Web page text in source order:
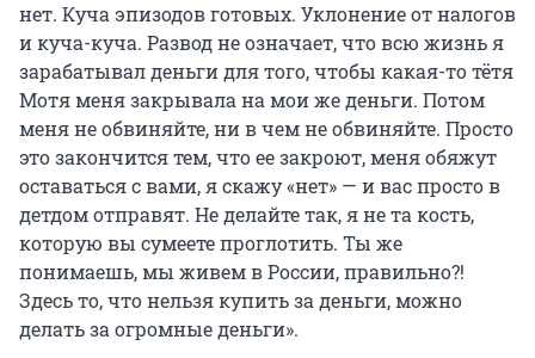
нет. Куча эпизодов готовых. Уклонение от налогов
и куча-куча. Развод не означает, что всю жизнь я
зарабатывал деньги для того, чтобы какая-то тётя
Мотя меня закрывала на мои же деньги. Потом
меня не обвиняйте, ни в чем не обвиняйте. Просто
это закончится тем, что ее закроют, меня обяжут
оставаться с вами, я скажу «нет» — и вас просто в
детдом отправят. Не делайте так, я не та кость,
которую вы сумеете проглотить. Ты же
понимаешь, мы живем в России, правильно?!
Здесь то, что нельзя купить за деньги, можно
делать за огромные деньги».